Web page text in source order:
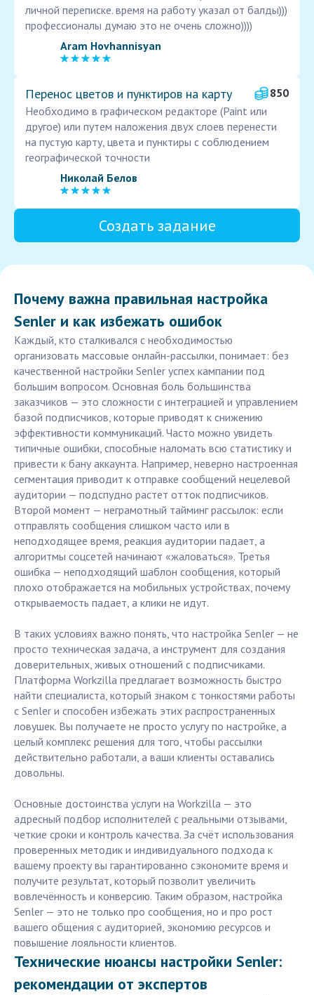
личной переписке. время на работу указал от балды)))
профессионалы думаю это не очень сложно))))
Aram Hovhannisyan
Перенос цветов и пунктиров на карту
850
Необходимо в графическом редакторе (Paint или
другое) или путем наложения двух слоев перенести
на пустую карту, цвета и пунктиры с соблюдением
географической точности
Николай Белов
Создать задание
Почему важна правильная настройка
Senler и как избежать ошибок
Каждый, кто сталкивался с необходимостью
организовать массовые онлайн-рассылки, понимает: без
качественной настройки Senler успех кампании под
большим вопросом. Основная боль большинства
заказчиков — это сложности с интеграцией и управлением
базой подписчиков, которые приводят к снижению
эффективности коммуникаций. Часто можно увидеть
типичные ошибки, способные наломать всю статистику и
привести к бану аккаунта. Например, неверно настроенная
сегментация приводит к отправке сообщений нецелевой
аудитории — подспудно растет отток подписчиков.
Второй момент — неграмотный тайминг рассылок: если
отправлять сообщения слишком часто или в
неподходящее время, реакция аудитории падает, а
алгоритмы соцсетей начинают «жаловаться». Третья
ошибка — неподходящий шаблон сообщения, который
плохо отображается на мобильных устройствах, почему
открываемость падает, а клики не идут.
В таких условиях важно понять, что настройка Senler — не
просто техническая задача, а инструмент для создания
доверительных, живых отношений с подписчиками.
Платформа Workzilla предлагает возможность быстро
найти специалиста, который знаком с тонкостями работы
с Senler и способен избежать этих распространенных
ловушек. Вы получаете не просто услугу по настройке, а
целый комплекс решения для того, чтобы рассылки
действительно работали, а ваши клиенты оставались
довольны.
Основные достоинства услуги на Workzilla — это
адресный подбор исполнителей с реальными отзывами,
четкие сроки и контроль качества. За счёт использования
проверенных методик и индивидуального подхода к
вашему проекту вы гарантированно сэкономите время и
получите результат, который позволит увеличить
вовлечённость и конверсию. Таким образом, настройка
Senler — это не только про сообщения, но и про рост
вашего общения с аудиторией, экономию ресурсов и
повышение лояльности клиентов.
Технические нюансы настройки Senler:
рекомендации от экспертов